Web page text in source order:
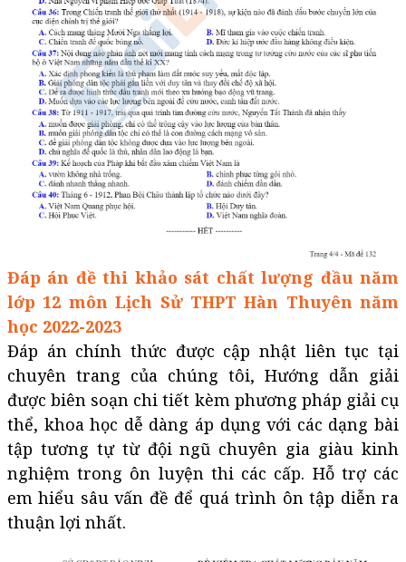
Đáp án đề thi khảo sát chất lượng đầu năm
lớp 12 môn Lịch Sử THPT Hàn Thuyên năm
học 2022-2023
Đáp án chính thức được cập nhật liên tục tại
chuyên trang của chúng tôi, Hướng dẫn giải
được biên soạn chi tiết kèm phương pháp giải cụ
thể, khoa học dễ dàng áp dụng với các dạng bài
tập tương tự từ đội ngũ chuyên gia giàu kinh
nghiệm trong ôn luyện thi các cấp. Hỗ trợ các
em hiểu sâu vấn đề để quá trình ôn tập diễn ra
thuận lợi nhất.